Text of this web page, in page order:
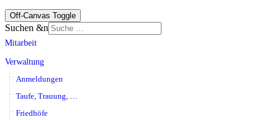
Off-Canvas Toggle
Suchen &n
Mitarbeit
Verwaltung
Anmeldungen
Taufe, Trauung, …
Friedhöfe